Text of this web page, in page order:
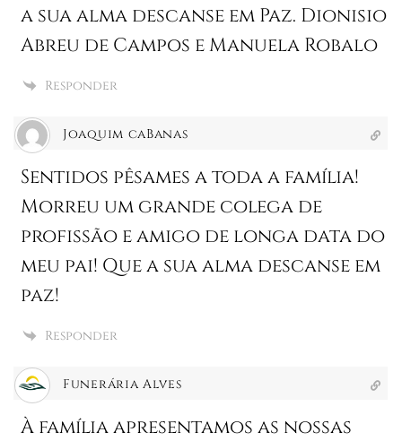
a sua alma descanse em Paz. Dionisio
Abreu de Campos e Manuela Robalo
Responder
Joaquim caBanas
Sentidos pêsames a toda a família!
Morreu um grande colega de
profissão e amigo de longa data do
meu pai! Que a sua alma descanse em
paz!
Responder
Funerária Alves
À família apresentamos as nossas